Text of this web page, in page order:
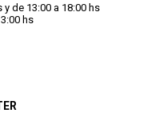
y de 13:00 a 18:00 hs
hs